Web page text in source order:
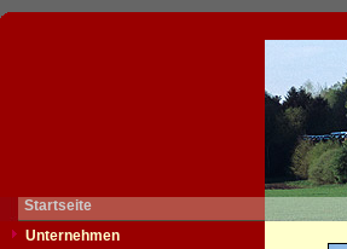
Startseite
Unternehmen